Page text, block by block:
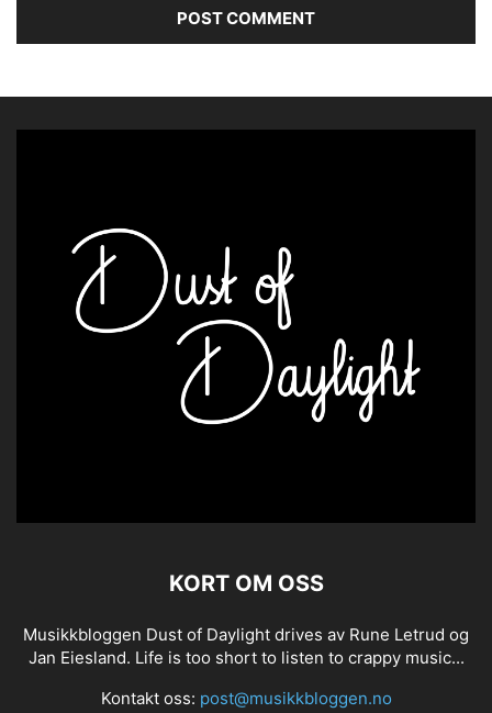
KORT OM OSS
Musikkbloggen Dust of Daylight drives av Rune Letrud og
Jan Eiesland. Life is too short to listen to crappy music...
Kontakt oss: post@musikkbloggen.no